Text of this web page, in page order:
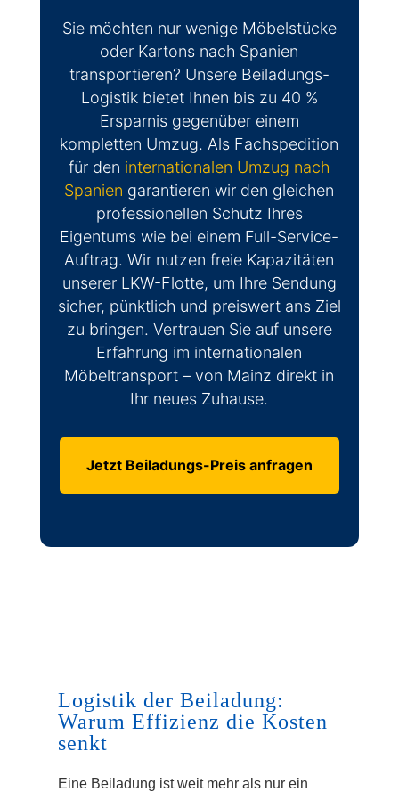
Sie möchten nur wenige Möbelstücke
oder Kartons nach Spanien
transportieren? Unsere Beiladungs-
Logistik bietet Ihnen bis zu 40 %
Ersparnis gegenüber einem
kompletten Umzug. Als Fachspedition
für den internationalen Umzug nach
Spanien garantieren wir den gleichen
professionellen Schutz Ihres
Eigentums wie bei einem Full-Service-
Auftrag. Wir nutzen freie Kapazitäten
unserer LKW-Flotte, um Ihre Sendung
sicher, pünktlich und preiswert ans Ziel
zu bringen. Vertrauen Sie auf unsere
Erfahrung im internationalen
Möbeltransport – von Mainz direkt in
Ihr neues Zuhause.
Jetzt Beiladungs-Preis anfragen
Logistik der Beiladung:
Warum Effizienz die Kosten
senkt
Eine Beiladung ist weit mehr als nur ein